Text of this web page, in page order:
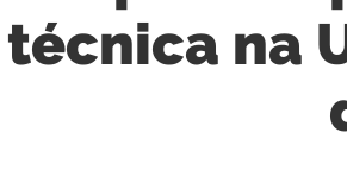
técnica na